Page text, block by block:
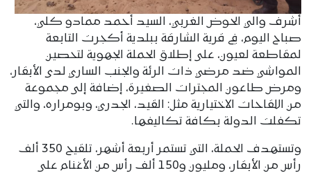
أشرف والي الحوض الغربي، السيد أحمد ممادو كلي،
صباح اليوم، في قرية الشارقة ببلدية أكجرت التابعة
لمقاطعة لعيون، على إطلاق الحملة الجهوية لتحصين
المواشي ضد مرضي ذات الرئة والجنب الساري لدى الأبقار،
ومرض طاعون المجترات الصغيرة، إضافة إلى مجموعة
من اللقاحات الاختيارية مثل: القيد، الجدري، وبومراره، والتي
تكفلت الدولة بكافة تكاليفها.
وتستهدف الحملة، التي تستمر أربعة أشهر، تلقيح 350 ألف
رأس من الأبقار، ومليون و150 ألف رأس من الأغنام على